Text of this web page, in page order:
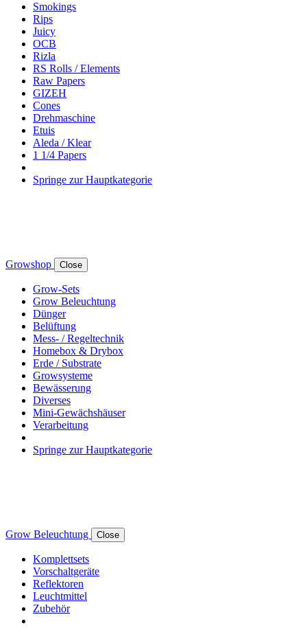
Smokings
Rips
Juicy
OCB
Rizla
RS Rolls / Elements
Raw Papers
GIZEH
Cones
Drehmaschine
Etuis
Aleda / Klear
1 1/4 Papers
Springe zur Hauptkategorie
Growshop Close
Grow-Sets
Grow Beleuchtung
Dünger
Belüftung
Mess- / Regeltechnik
Homebox & Drybox
Erde / Substrate
Growsysteme
Bewässerung
Diverses
Mini-Gewächshäuser
Verarbeitung
Springe zur Hauptkategorie
Grow Beleuchtung Close
Komplettsets
Vorschaltgeräte
Reflektoren
Leuchtmittel
Zubehör